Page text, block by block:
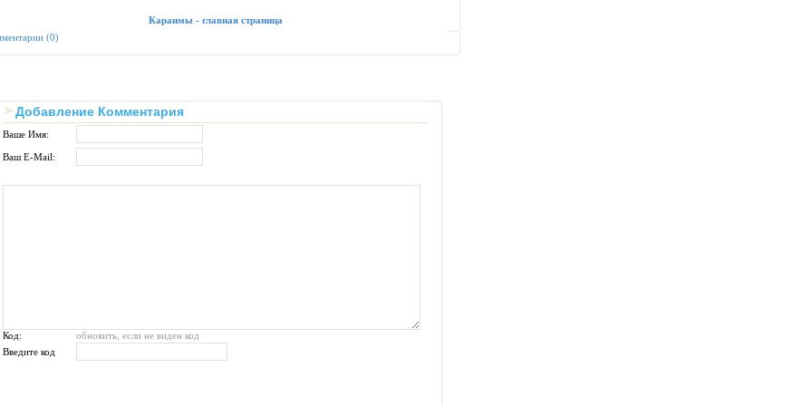
Караимы - главная страница
(0)
Добавление Комментария
Ваше Имя:
Ваш E-Mail:
Код:
обновить, если не виден код
Введите код